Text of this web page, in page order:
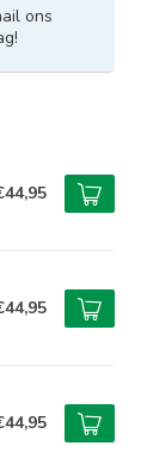
ons